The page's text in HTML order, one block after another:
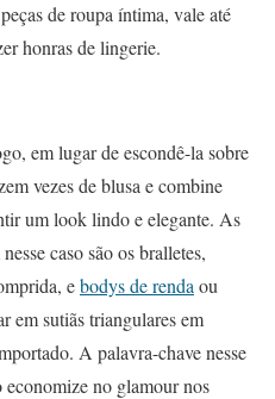
de roupa íntima, vale até
honras de lingerie.
em lugar de escondê-la sobre
vezes de blusa e combine
um look lindo e elegante. As
caso são os bralletes,
ebodys de renda ou
em sutiãs triangulares em
A palavra-chave nesse
economize no glamour nos